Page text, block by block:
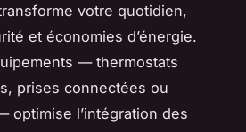
votre quotidien,
et économies d’énergie.
— thermostats
prises connectées ou
optimise l’intégration des